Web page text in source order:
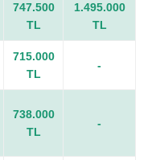
747.500
TL
1.495.000
TL
715.000
TL
-
738.000
TL
-